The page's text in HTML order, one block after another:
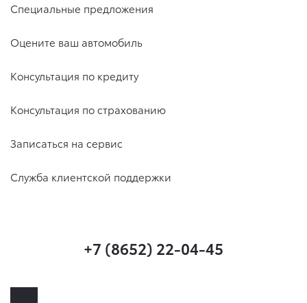
Специальные предложения
Оцените ваш автомобиль
Консультация по кредиту
Консультация по страхованию
Записаться на сервис
Служба клиентской поддержки
+7 (8652) 22-04-45